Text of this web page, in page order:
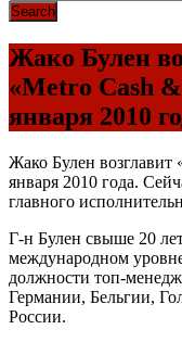
Жако Булен
«Metro Cash
января 2010
Жако Булен возглавит
января 2010 года.
главного
Г-н Булен свыше 20
международном
должности топ-
Германии, Бельгии,
России.